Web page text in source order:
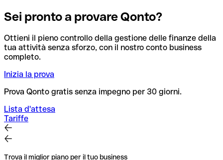
Sei pronto a provare Qonto?
Ottieni il pieno controllo della gestione delle finanze della
tua attività senza sforzo, con il nostro conto business
completo.
Inizia la prova
Prova Qonto gratis senza impegno per 30 giorni.
Lista d'attesa
Tariffe
Trova il miglior piano per il tuo business